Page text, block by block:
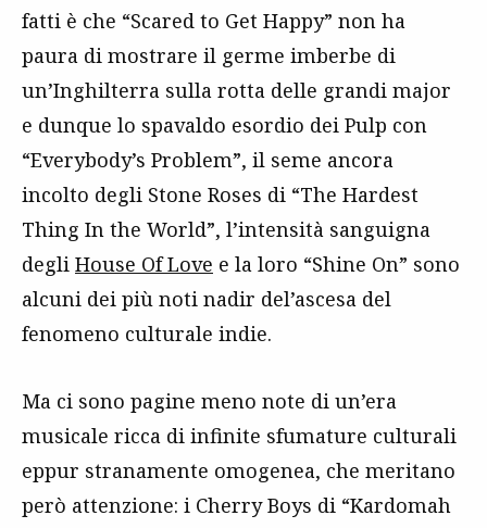
fatti è che “Scared to Get Happy” non ha
paura di mostrare il germe imberbe di
un’Inghilterra sulla rotta delle grandi major
e dunque lo spavaldo esordio dei Pulp con
“Everybody’s Problem”, il seme ancora
incolto degli Stone Roses di “The Hardest
Thing In the World”, l’intensità sanguigna
degli House Of Love e la loro “Shine On” sono
alcuni dei più noti nadir del’ascesa del
fenomeno culturale indie.
Ma ci sono pagine meno note di un’era
musicale ricca di infinite sfumature culturali
eppur stranamente omogenea, che meritano
però attenzione: i Cherry Boys di “Kardomah